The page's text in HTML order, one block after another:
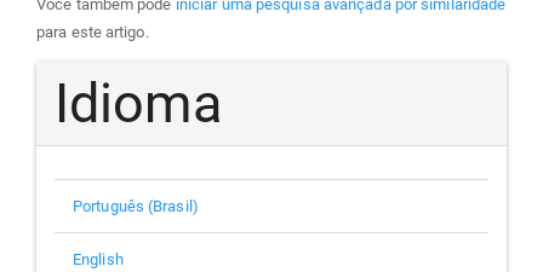
Você também pode iniciar uma pesquisa avançada por similaridade
para este artigo.
Idioma
Português (Brasil)
English